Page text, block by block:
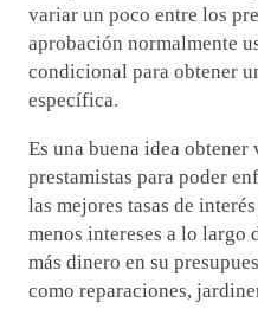
variar un poco entre los
aprobación normalmente
condicional para obtener
específica.
Es una buena idea
prestamistas para poder
las mejores tasas de
menos intereses a lo largo
más dinero en su
como reparaciones,